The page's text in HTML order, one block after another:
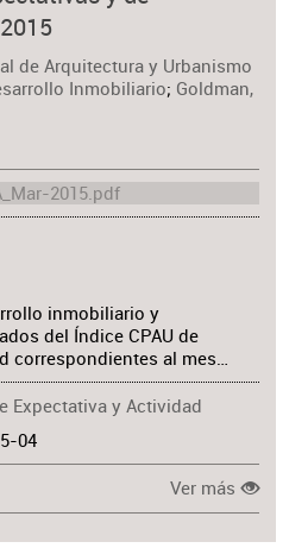
de Arquitectura y Urbanismo
Inmobiliario; Goldman,
inmobiliario y
del Índice CPAU de
correspondientes al mes…
Expectativa y Actividad
04
Ver más